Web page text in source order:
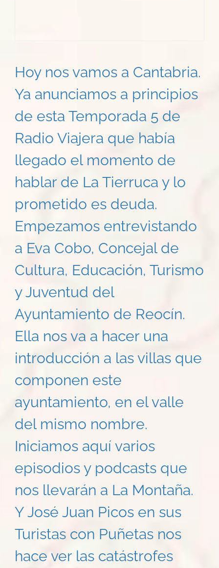
Hoy nos vamos a Cantabria.
Ya anunciamos a principios
de esta Temporada 5 de
Radio Viajera que había
llegado el momento de
hablar de La Tierruca y lo
prometido es deuda.
Empezamos entrevistando
a Eva Cobo, Concejal de
Cultura, Educación, Turismo
y Juventud del
Ayuntamiento de Reocín.
Ella nos va a hacer una
introducción a las villas que
componen este
ayuntamiento, en el valle
del mismo nombre.
Iniciamos aquí varios
episodios y podcasts que
nos llevarán a La Montaña.
Y José Juan Picos en sus
Turistas con Puñetas nos
hace ver las catástrofes